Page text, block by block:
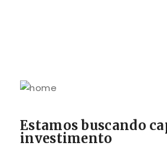
Estamos buscando
investimento